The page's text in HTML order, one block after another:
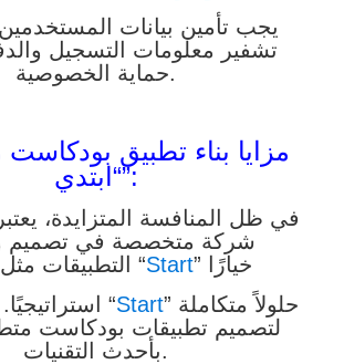
يجب تأمين بيانات
تشفير معلومات التسجيل
حماية الخصوصية.
مزايا بناء تطبيق
“ابتدي”:
في ظل المنافسة المتزايدة،
شركة متخصصة في تصميم
التطبيقات مثل شركة “Start
” خيارًا
استراتيجيًا. تقدم شركة “Start” حلولاً متكاملة
لتصميم تطبيقات بودكاست
بأحدث التقنيات.